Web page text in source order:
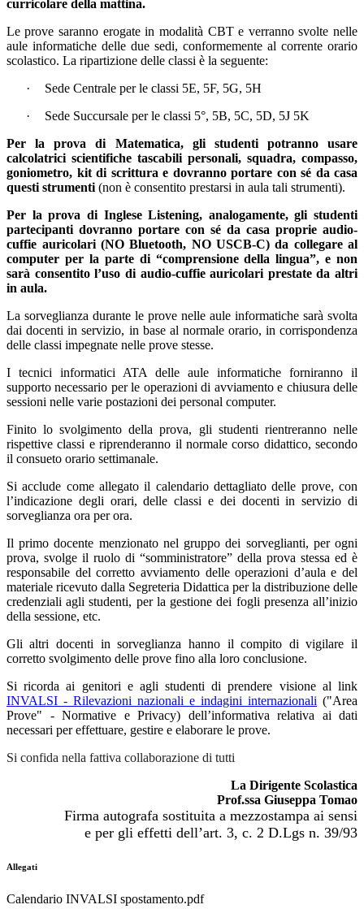
curricolare della mattina.
Le prove saranno erogate in modalità CBT e verranno svolte nelle
aule informatiche delle due sedi, conformemente al corrente orario
scolastico. La ripartizione delle classi è la seguente:
·
Sede Centrale per le classi 5E, 5F, 5G, 5H
·
Sede Succursale per le classi 5°, 5B, 5C, 5D, 5J 5K
Per la prova di Matematica, gli studenti potranno usare
calcolatrici scientifiche tascabili personali, squadra, compasso,
goniometro, kit di scrittura e dovranno portare con sé da casa
questi strumenti(non è consentito prestarsi in aula tali strumenti).
Per la prova di Inglese Listening, analogamente, gli studenti
partecipanti dovranno portare con sé da casa proprie audio-
cuffie auricolari (NO Bluetooth, NO USCB-C) da collegare al
computer per la parte di “comprensione della lingua”, e non
sarà consentito l’uso di audio-cuffie auricolari prestate da altri
in aula.
La sorveglianza durante le prove nelle aule informatiche sarà svolta
dai docenti in servizio, in base al normale orario, in corrispondenza
delle classi impegnate nelle prove stesse.
I tecnici informatici ATA delle aule informatiche forniranno il
supporto necessario per le operazioni di avviamento e chiusura delle
sessioni nelle varie postazioni dei personal computer.
Finito lo svolgimento della prova, gli studenti rientreranno nelle
rispettive classi e riprenderanno il normale corso didattico, secondo
il consueto orario settimanale.
Si acclude come allegato il calendario dettagliato delle prove, con
l’indicazione degli orari, delle classi e dei docenti in servizio di
sorveglianza ora per ora.
Il primo docente menzionato nel gruppo dei sorveglianti, per ogni
prova, svolge il ruolo di “somministratore” della prova stessa ed è
responsabile del corretto avviamento delle operazioni d’aula e del
materiale ricevuto dalla Segreteria Didattica per la distribuzione delle
credenziali agli studenti, per la gestione dei fogli presenza all’inizio
della sessione, etc.
Gli altri docenti in sorveglianza hanno il compito di vigilare il
corretto svolgimento delle prove fino alla loro conclusione.
Si ricorda ai genitori e agli studenti di prendere visione al link
INVALSI - Rilevazioni nazionali e indagini internazionali ("Area
Prove" - Normative e Privacy) dell’informativa relativa ai dati
necessari per effettuare, gestire e elaborare le prove.
Si confida nella fattiva collaborazione di tutti
La Dirigente Scolastica
Prof.ssa Giuseppa Tomao
Firma autografa sostituita a mezzostampa ai sensi
e per gli effetti dell’art. 3, c. 2 D.Lgs n. 39/93
Allegati
Calendario INVALSI spostamento.pdf